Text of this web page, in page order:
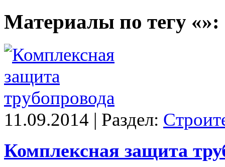
Материалы по тегу «»:
11.09.2014 | Раздел:
Комплексная защита